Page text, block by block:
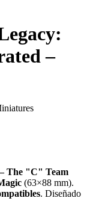
–
The "C" Team
(63×88 mm).
. Diseñado